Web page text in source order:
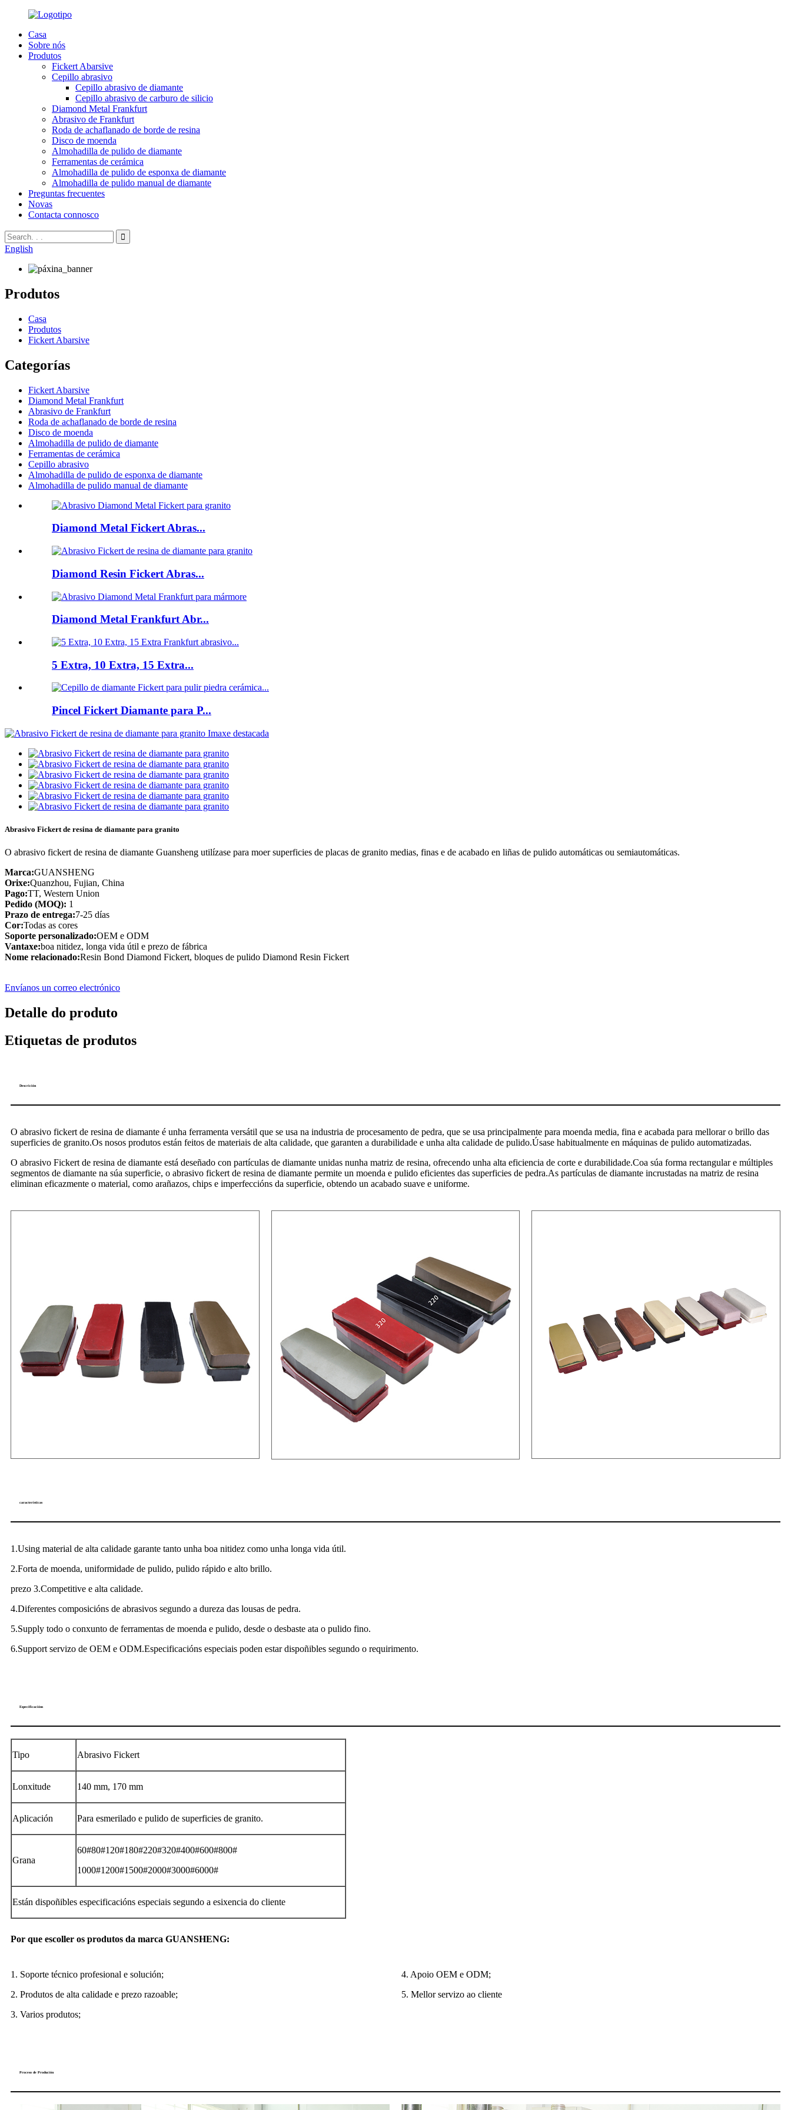
Casa
Sobre nós
Produtos
Fickert Abarsive
Cepillo abrasivo
Cepillo abrasivo de diamante
Cepillo abrasivo de carburo de silicio
Diamond Metal Frankfurt
Abrasivo de Frankfurt
Roda de achaflanado de borde de resina
Disco de moenda
Almohadilla de pulido de diamante
Ferramentas de cerámica
Almohadilla de pulido de esponxa de diamante
Almohadilla de pulido manual de diamante
Preguntas frecuentes
Novas
Contacta connosco
English
Produtos
Casa
Produtos
Fickert Abarsive
Categorías
Fickert Abarsive
Diamond Metal Frankfurt
Abrasivo de Frankfurt
Roda de achaflanado de borde de resina
Disco de moenda
Almohadilla de pulido de diamante
Ferramentas de cerámica
Cepillo abrasivo
Almohadilla de pulido de esponxa de diamante
Almohadilla de pulido manual de diamante
Diamond Metal Fickert Abras...
Diamond Resin Fickert Abras...
Diamond Metal Frankfurt Abr...
5 Extra, 10 Extra, 15 Extra...
Pincel Fickert Diamante para P...
Abrasivo Fickert de resina de diamante para granito
O abrasivo fickert de resina de diamante Guansheng utilízase para moer superficies de placas de granito medias, finas e de acabado en liñas de pulido automáticas ou semiautomáticas.
Marca:GUANSHENG
Orixe:Quanzhou, Fujian, China
Pago:TT, Western Union
Pedido (MOQ): 1
Prazo de entrega:7-25 días
Cor:Todas as cores
Soporte personalizado:OEM e ODM
Vantaxe:boa nitidez, longa vida útil e prezo de fábrica
Nome relacionado:Resin Bond Diamond Fickert, bloques de pulido Diamond Resin Fickert
Envíanos un correo electrónico
Detalle do produto
Etiquetas de produtos
Descrición
O abrasivo fickert de resina de diamante é unha ferramenta versátil que se usa na industria de procesamento de pedra, que se usa principalmente para moenda media, fina e acabada para mellorar o brillo das
superficies de granito.Os nosos produtos están feitos de materiais de alta calidade, que garanten a durabilidade e unha alta calidade de pulido.Úsase habitualmente en máquinas de pulido automatizadas.
O abrasivo Fickert de resina de diamante está deseñado con partículas de diamante unidas nunha matriz de resina, ofrecendo unha alta eficiencia de corte e durabilidade.Coa súa forma rectangular e múltiples
segmentos de diamante na súa superficie, o abrasivo fickert de resina de diamante permite un moenda e pulido eficientes das superficies de pedra.As partículas de diamante incrustadas na matriz de resina
eliminan eficazmente o material, como arañazos, chips e imperfeccións da superficie, obtendo un acabado suave e uniforme.
características
1.Using material de alta calidade garante tanto unha boa nitidez como unha longa vida útil.
2.Forta de moenda, uniformidade de pulido, pulido rápido e alto brillo.
prezo 3.Competitive e alta calidade.
4.Diferentes composicións de abrasivos segundo a dureza das lousas de pedra.
5.Supply todo o conxunto de ferramentas de moenda e pulido, desde o desbaste ata o pulido fino.
6.Support servizo de OEM e ODM.Especificacións especiais poden estar dispoñibles segundo o requirimento.
Especificacións
Tipo Abrasivo Fickert
Lonxitude 140 mm, 170 mm
Aplicación Para esmerilado e pulido de superficies de granito.
Grana
60#80#120#180#220#320#400#600#800#
1000#1200#1500#2000#3000#6000#
Están dispoñibles especificacións especiais segundo a esixencia do cliente
Por que escoller os produtos da marca GUANSHENG:
1. Soporte técnico profesional e solución;
2. Produtos de alta calidade e prezo razoable;
3. Varios produtos;
4. Apoio OEM e ODM;
5. Mellor servizo ao cliente
Proceso de Produción